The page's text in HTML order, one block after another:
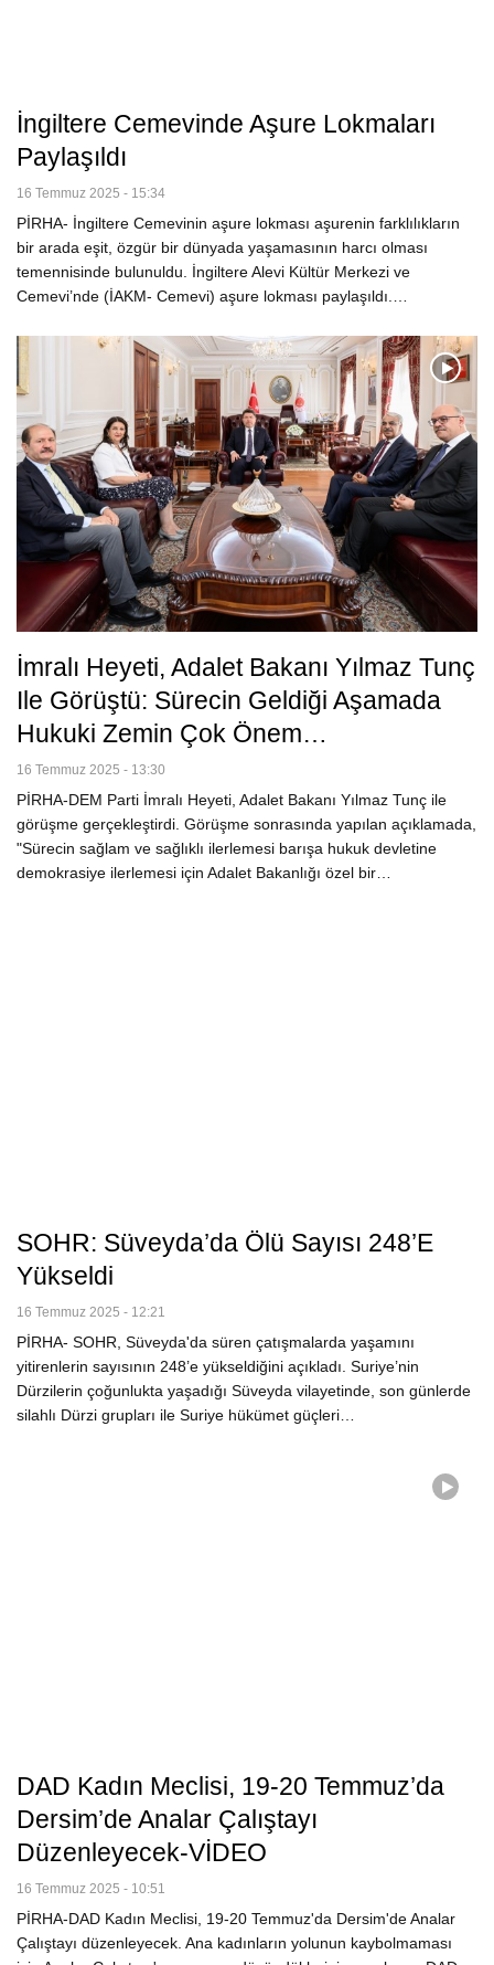
İngiltere Cemevinde Aşure Lokmaları
Paylaşıldı
16 Temmuz 2025 - 15:34
PİRHA- İngiltere Cemevinin aşure lokması aşurenin farklılıkların
bir arada eşit, özgür bir dünyada yaşamasının harcı olması
temennisinde bulunuldu. İngiltere Alevi Kültür Merkezi ve
Cemevi’nde (İAKM- Cemevi) aşure lokması paylaşıldı.…
İmralı Heyeti, Adalet Bakanı Yılmaz Tunç
Ile Görüştü: Sürecin Geldiği Aşamada
Hukuki Zemin Çok Önem…
16 Temmuz 2025 - 13:30
PİRHA-DEM Parti İmralı Heyeti, Adalet Bakanı Yılmaz Tunç ile
görüşme gerçekleştirdi. Görüşme sonrasında yapılan açıklamada,
"Sürecin sağlam ve sağlıklı ilerlemesi barışa hukuk devletine
demokrasiye ilerlemesi için Adalet Bakanlığı özel bir…
SOHR: Süveyda’da Ölü Sayısı 248’e
Yükseldi
16 Temmuz 2025 - 12:21
PİRHA- SOHR, Süveyda'da süren çatışmalarda yaşamını
yitirenlerin sayısının 248’e yükseldiğini açıkladı. Suriye’nin
Dürzilerin çoğunlukta yaşadığı Süveyda vilayetinde, son günlerde
silahlı Dürzi grupları ile Suriye hükümet güçleri…
DAD Kadın Meclisi, 19-20 Temmuz’da
Dersim’de Analar Çalıştayı
Düzenleyecek-VİDEO
16 Temmuz 2025 - 10:51
PİRHA-DAD Kadın Meclisi, 19-20 Temmuz'da Dersim'de Analar
Çalıştayı düzenleyecek. Ana kadınların yolunun kaybolmaması